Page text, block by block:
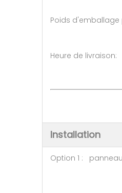
Poids
Heure de
Installation
Option 1 :